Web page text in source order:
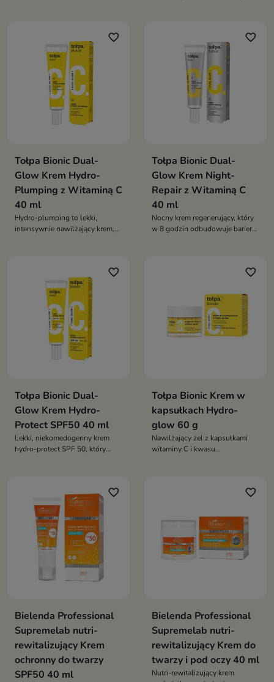
favorite_border
Tołpa Bionic Dual-
Glow Krem Hydro-
Plumping z Witaminą C
40 ml
Hydro-plumping to lekki,
intensywnie nawilżający krem,
favorite_border
Tołpa Bionic Dual-
Glow Krem Night-
Repair z Witaminą C
40 ml
Nocny krem regenerujący, który
w 8 godzin odbudowuje barierę
dzięki witaminie C i kwasowi
favorite_border
Tołpa Bionic Dual-
Glow Krem Hydro-
Protect SPF50 40 ml
Lekki, niekomedogenny krem
hydro-protect SPF 50, który
favorite_border
Tołpa Bionic Krem w
kapsułkach Hydro-
glow 60 g
Nawilżający żel z kapsułkami
witaminy C i kwasu
skórę aż do 72 h, przywracając
równomierny koloryt
favorite_border
Bielenda Professional
Supremelab nutri-
rewitalizujący Krem
ochronny do twarzy
SPF50 40 ml
favorite_border
Bielenda Professional
Supremelab nutri-
rewitalizujący Krem do
twarzy i pod oczy 40 ml
Nutri-rewitalizujący krem